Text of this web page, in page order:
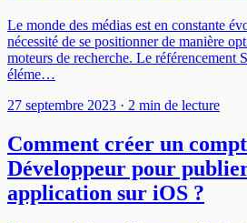
Le monde des médias est en constante
nécessité de se positionner de manière
moteurs de recherche. Le référencement
éléme…
27 septembre 2023 · 2 min de lecture
Comment créer un
Développeur pour
application sur iOS ?